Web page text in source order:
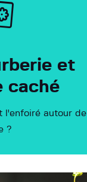
et
caché
l'enfoiré autour de
?